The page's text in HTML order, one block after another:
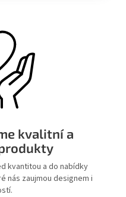
kvalitní a
kvantitou a do nabídky
nás zaujmou designem i